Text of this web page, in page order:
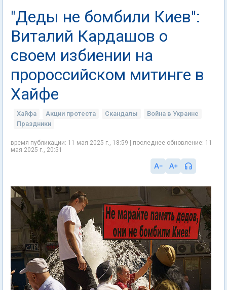
"Деды не бомбили Киев":
Виталий Кардашов о
своем избиении на
пророссийском митинге в
Хайфе
Хайфа Акции протеста Скандалы
Война в Украине
Праздники
время публикации: 11 мая 2025 г., 18:59 | последнее обновление: 11
мая 2025 г., 20:51